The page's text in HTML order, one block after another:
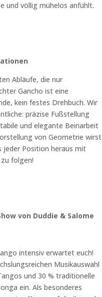
und völlig mühelos anfühlt.
Abläufe, die nur
Gancho ist eine
kein festes Drehbuch. Wir
präzise Fußstellung
und elegante Beinarbeit
von Geometrie wirst
jeder Position heraus mit
folgen!
von Duddie & Salome
intensiv erwartet euch!
Musikauswahl
und 30 % traditionelle
ein. Als besonderes